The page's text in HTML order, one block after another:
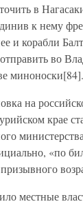
в
к нему
и корабли
во
миноноски[84].
на
крае
«по
местные